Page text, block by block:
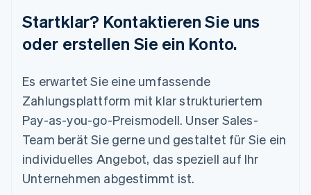
Startklar? Kontaktieren Sie uns
oder erstellen Sie ein Konto.
Es erwartet Sie eine umfassende
Zahlungsplattform mit klar strukturiertem
Pay-as-you-go-Preismodell. Unser Sales-
Team berät Sie gerne und gestaltet für Sie ein
individuelles Angebot, das speziell auf Ihr
Unternehmen abgestimmt ist.
English
EspañolEnglish
English
NederlandsEnglish
Norwegen
English
Österreich
Deutsch English
Polen